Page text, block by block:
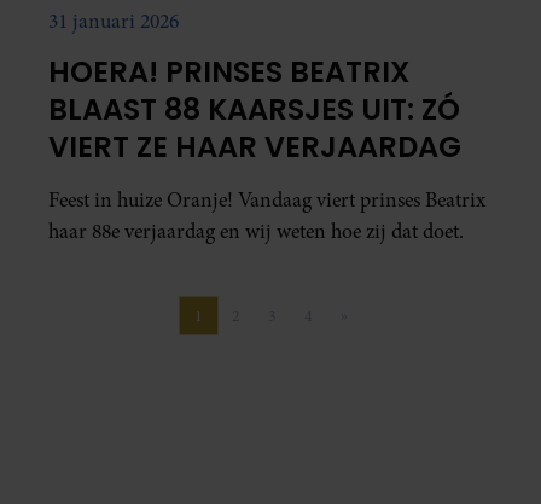
31 januari 2026
HOERA! PRINSES BEATRIX
BLAAST 88 KAARSJES UIT: ZÓ
VIERT ZE HAAR VERJAARDAG
Feest in huize Oranje! Vandaag viert prinses Beatrix
haar 88e verjaardag en wij weten hoe zij dat doet.
Pagina
1